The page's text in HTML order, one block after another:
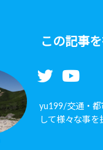
この記事
yu199/交通・都
して様々な事を